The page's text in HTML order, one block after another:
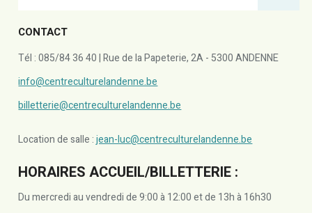
CONTACT
Tél : 085/84 36 40 | Rue de la Papeterie, 2A - 5300 ANDENNE
info@centreculturelandenne.be
billetterie@centreculturelandenne.be
Location de salle :jean-luc@centreculturelandenne.be
HORAIRES ACCUEIL/BILLETTERIE :
Du mercredi au vendredi de 9:00 à 12:00 et de 13h à 16h30